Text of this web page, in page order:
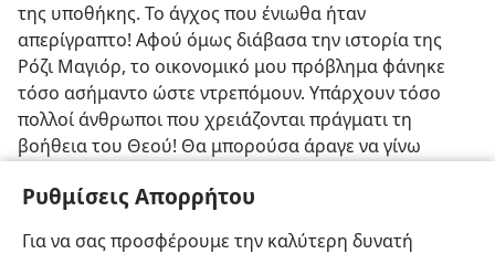
Ρυθμίσεις Απορρήτου
Για να σας προσφέρουμε την καλύτερη δυνατή
της υποθήκης. Το άγχος που ένιωθα ήταν
απερίγραπτο! Αφού όμως διάβασα την ιστορία της
Ρόζι Μαγιόρ, το οικονομικό μου πρόβλημα φάνηκε
τόσο ασήμαντο ώστε ντρεπόμουν. Υπάρχουν τόσο
πολλοί άνθρωποι που χρειάζονται πράγματι τη
βοήθεια του Θεού! Θα μπορούσα άραγε να γίνω
Μ. Φ., Ηνωμένες Πολιτείες